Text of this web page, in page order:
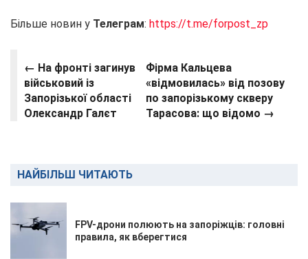
Більше новин у Телеграм: https://t.me/forpost_zp
← На фронті загинув
військовий із
Запорізької області
Олександр Галєт
Фірма Кальцева
«відмовилась» від позову
по запорізькому скверу
Тарасова: що відомо →
НАЙБІЛЬШ ЧИТАЮТЬ
FPV-дрони полюють на запоріжців: головні
правила, як вберегтися